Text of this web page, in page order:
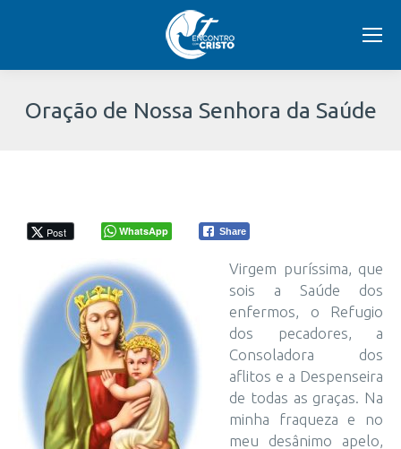
Oração de Nossa Senhora da Saúde
Post WhatsApp Share
Virgem puríssima, que
sois a Saúde dos
enfermos, o Refugio
dos pecadores, a
Consoladora dos
aflitos e a Despenseira
de todas as graças. Na
minha fraqueza e no
meu desânimo apelo,